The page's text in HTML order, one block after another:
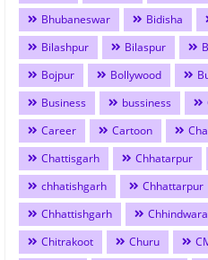
Bhubaneswar
Bidisha
Bilashpur
Bilaspur
Bojpur
Bollywood
Business
bussiness
Career
Cartoon
Chattisgarh
Chhatarpur
chhatishgarh
Chhattarpur
Chhattishgarh
Chhindwara
Chitrakoot
Churu